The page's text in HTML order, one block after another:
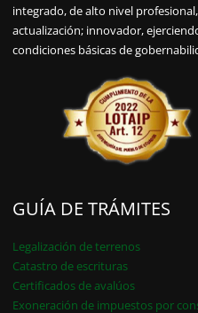
integrado, de alto nivel
actualización; innovador,
condiciones básicas de
GUÍA DE TRÁMITES
Legalización de terrenos
Catastro de escrituras
Certificados de avalúos
Exoneración de impuestos por